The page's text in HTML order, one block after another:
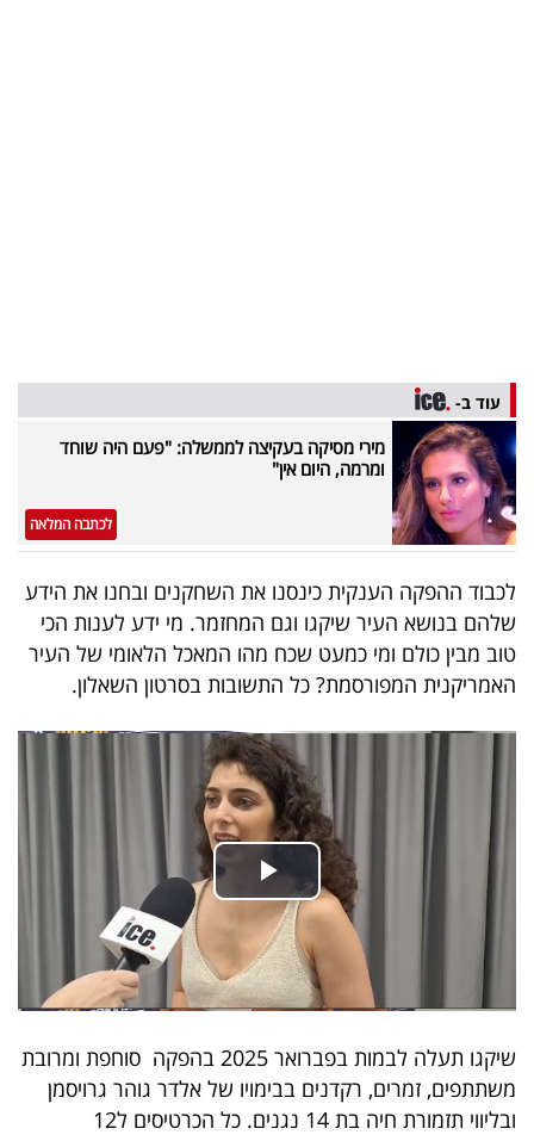
המילון
הכלכלי
פודקאסט
40
UNDER
40
שיתופי
פעולה
דרושים
ניוזלטרים
אדום
עוד ב-
מירי מסיקה בעקיצה לממשלה: "פעם היה שוחד
ומרמה, היום אין"
לכתבה המלאה
לכבוד ההפקה הענקית כינסנו את השחקנים ובחנו את הידע
שלהם בנושא העיר שיקגו וגם המחזמר. מי ידע לענות הכי
טוב מבין כולם ומי כמעט שכח מהו המאכל הלאומי של העיר
האמריקנית המפורסמת? כל התשובות בסרטון השאלון.
שיקגו תעלה לבמות בפברואר 2025 בהפקה סוחפת ומרובת
משתתפים, זמרים, רקדנים בבימויו של אלדר גוהר גרויסמן
ובליווי תזמורת חיה בת 14 נגנים. כל הכרטיסים ל12